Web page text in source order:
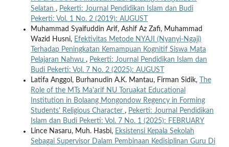
Selatan , Pekerti: Journal Pendidikan Islam dan Budi
Pekerti: Vol. 1 No. 2 (2019): AUGUST
Muhammad Syaifuddin Arif, Ashif Az Zafi, Muhammad
Wazid Husni, Efektivitas Metode NYAJI (Nyanyi-Ngaji)
Terhadap Peningkatan Kemampuan Kognitif Siswa Mata
Pelajaran Nahwu , Pekerti: Journal Pendidikan Islam dan
Budi Pekerti: Vol. 7 No. 2 (2025): AUGUST
Latifa Anggol, Burhanudin A.K. Mantau, Firman Sidik,
The
Role of the MTs Ma'arif NU Toruakat Educational
Institution in Bolaang Mongondow Regency in Forming
Students' Religious Character , Pekerti: Journal Pendidikan
Islam dan Budi Pekerti: Vol. 7 No. 1 (2025): FEBRUARY
Lince Nasaru, Muh. Hasbi, Eksistensi Kepala Sekolah
Sebagai Supervisor Dalam Pembinaan Kedisiplinan Guru Di